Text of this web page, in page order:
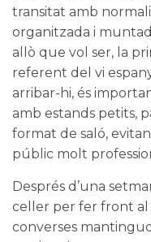
transitat amb
organitzada i
allò que vol ser, la
referent del vi
arribar-hi, és
amb estands petits,
format de saló,
públic molt
Després d’una
celler per fer front al
converses